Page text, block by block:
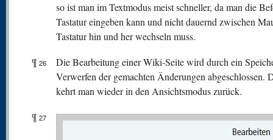
so ist man im Textmodus meist schneller, da man die
Tastatur eingeben kann und nicht dauernd zwischen
Tastatur hin und her wechseln muss.
¶ 26
Die Bearbeitung einer Wiki-Seite wird durch ein
Verwerfen der gemachten Änderungen abgeschlossen.
kehrt man wieder in den Ansichtsmodus zurück.
¶ 27